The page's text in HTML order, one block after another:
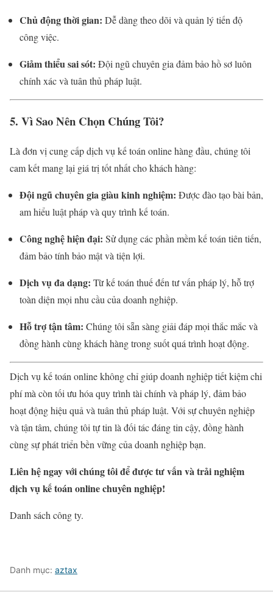
Chủ động thời gian: Dễ dàng theo dõi và quản lý tiến độ
công việc.
Giảm thiểu sai sót: Đội ngũ chuyên gia đảm bảo hồ sơ luôn
chính xác và tuân thủ pháp luật.
5. Vì Sao Nên Chọn Chúng Tôi?
Là đơn vị cung cấp dịch vụ kế toán online hàng đầu, chúng tôi
cam kết mang lại giá trị tốt nhất cho khách hàng:
Đội ngũ chuyên gia giàu kinh nghiệm: Được đào tạo bài bản,
am hiểu luật pháp và quy trình kế toán.
Công nghệ hiện đại: Sử dụng các phần mềm kế toán tiên tiến,
đảm bảo tính bảo mật và tiện lợi.
Dịch vụ đa dạng: Từ kế toán thuế đến tư vấn pháp lý, hỗ trợ
toàn diện mọi nhu cầu của doanh nghiệp.
Hỗ trợ tận tâm: Chúng tôi sẵn sàng giải đáp mọi thắc mắc và
đồng hành cùng khách hàng trong suốt quá trình hoạt động.
Dịch vụ kế toán online không chỉ giúp doanh nghiệp tiết kiệm chi
phí mà còn tối ưu hóa quy trình tài chính và pháp lý, đảm bảo
hoạt động hiệu quả và tuân thủ pháp luật. Với sự chuyên nghiệp
và tận tâm, chúng tôi tự tin là đối tác đáng tin cậy, đồng hành
cùng sự phát triển bền vững của doanh nghiệp bạn.
Liên hệ ngay với chúng tôi để được tư vấn và trải nghiệm
dịch vụ kế toán online chuyên nghiệp!
Danh sách công ty.
Danh mục: aztax